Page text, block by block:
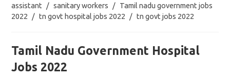
category:
assistant / sanitary workers / Tamil nadu government jobs
2022 / tn govt hospital jobs 2022 / tn govt jobs 2022
Tamil Nadu Government Hospital
Jobs 2022